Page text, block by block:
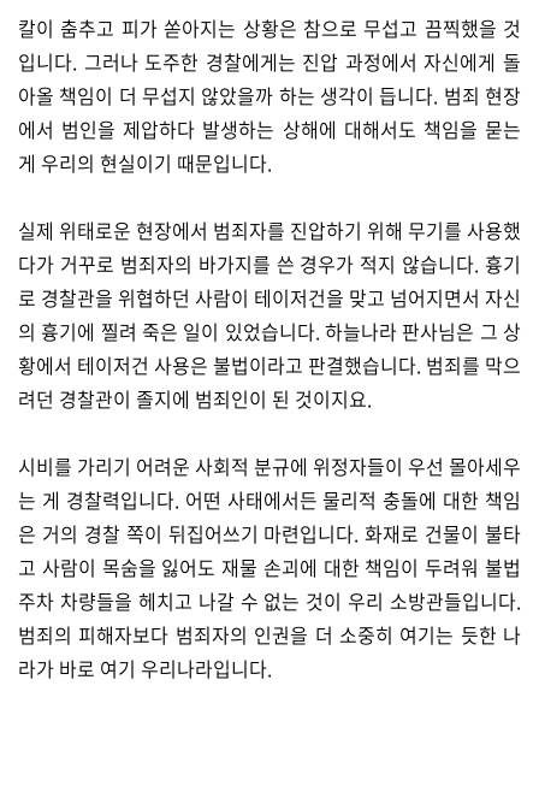
​칼이 춤추고 피가 쏟아지는 상황은 참으로 무섭고 끔찍했을 것
입니다. 그러나 도주한 경찰에게는 진압 과정에서 자신에게 돌
아올 책임이 더 무섭지 않았을까 하는 생각이 듭니다. 범죄 현장
에서 범인을 제압하다 발생하는 상해에 대해서도 책임을 묻는
게 우리의 현실이기 때문입니다.
​실제 위태로운 현장에서 범죄자를 진압하기 위해 무기를 사용했
다가 거꾸로 범죄자의 바가지를 쓴 경우가 적지 않습니다. 흉기
로 경찰관을 위협하던 사람이 테이저건을 맞고 넘어지면서 자신
의 흉기에 찔려 죽은 일이 있었습니다. 하늘나라 판사님은 그 상
황에서 테이저건 사용은 불법이라고 판결했습니다. 범죄를 막으
려던 경찰관이 졸지에 범죄인이 된 것이지요.
​시비를 가리기 어려운 사회적 분규에 위정자들이 우선 몰아세우
는 게 경찰력입니다. 어떤 사태에서든 물리적 충돌에 대한 책임
은 거의 경찰 쪽이 뒤집어쓰기 마련입니다. 화재로 건물이 불타
고 사람이 목숨을 잃어도 재물 손괴에 대한 책임이 두려워 불법
주차 차량들을 헤치고 나갈 수 없는 것이 우리 소방관들입니다.
범죄의 피해자보다 범죄자의 인권을 더 소중히 여기는 듯한 나
라가 바로 여기 우리나라입니다.